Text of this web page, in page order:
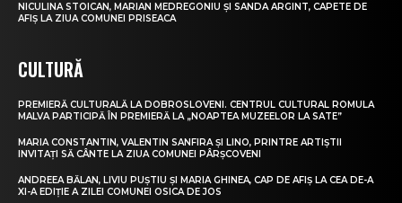
NICULINA STOICAN, MARIAN MEDREGONIU ȘI SANDA ARGINT, CAPETE DE
AFIȘ LA ZIUA COMUNEI PRISEACA
CULTURĂ
PREMIERĂ CULTURALĂ LA DOBROSLOVENI. CENTRUL CULTURAL ROMULA
MALVA PARTICIPĂ ÎN PREMIERĂ LA „NOAPTEA MUZEELOR LA SATE”
MARIA CONSTANTIN, VALENTIN SANFIRA ȘI LINO, PRINTRE ARTIȘTII
INVITAȚI SĂ CÂNTE LA ZIUA COMUNEI PÂRȘCOVENI
ANDREEA BĂLAN, LIVIU PUȘTIU ȘI MARIA GHINEA, CAP DE AFIȘ LA CEA DE-A
XI-A EDIȚIE A ZILEI COMUNEI OSICA DE JOS